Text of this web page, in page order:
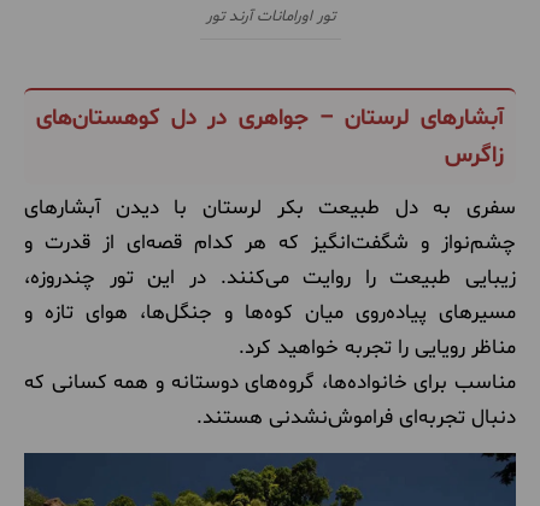
تور اورامانات آرند تور
آبشارهای لرستان – جواهری در دل کوهستان‌های
زاگرس
سفری به دل طبیعت بکر لرستان با دیدن آبشارهای
چشم‌نواز و شگفت‌انگیز که هر کدام قصه‌ای از قدرت و
زیبایی طبیعت را روایت می‌کنند. در این تور چندروزه،
مسیرهای پیاده‌روی میان کوه‌ها و جنگل‌ها، هوای تازه و
مناظر رویایی را تجربه خواهید کرد.
مناسب برای خانواده‌ها، گروه‌های دوستانه و همه کسانی که
دنبال تجربه‌ای فراموش‌نشدنی هستند.